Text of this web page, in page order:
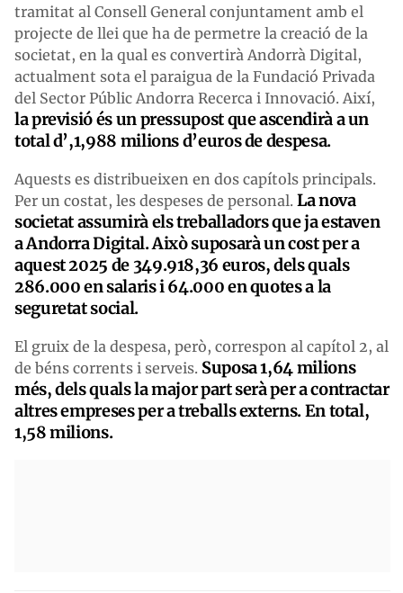
tramitat al Consell General conjuntament amb el
projecte de llei que ha de permetre la creació de la
societat, en la qual es convertirà Andorrà Digital,
actualment sota el paraigua de la Fundació Privada
del Sector Públic Andorra Recerca i Innovació. Així,
la previsió és un pressupost que ascendirà a un
total d’,1,988 milions d’euros de despesa.
Aquests es distribueixen en dos capítols principals.
Per un costat, les despeses de personal. La nova
societat assumirà els treballadors que ja estaven
a Andorra Digital. Això suposarà un cost per a
aquest 2025 de 349.918,36 euros, dels quals
286.000 en salaris i 64.000 en quotes a la
seguretat social.
El gruix de la despesa, però, correspon al capítol 2, al
de béns corrents i serveis. Suposa 1,64 milions
més, dels quals la major part serà per a contractar
altres empreses per a treballs externs. En total,
1,58 milions.